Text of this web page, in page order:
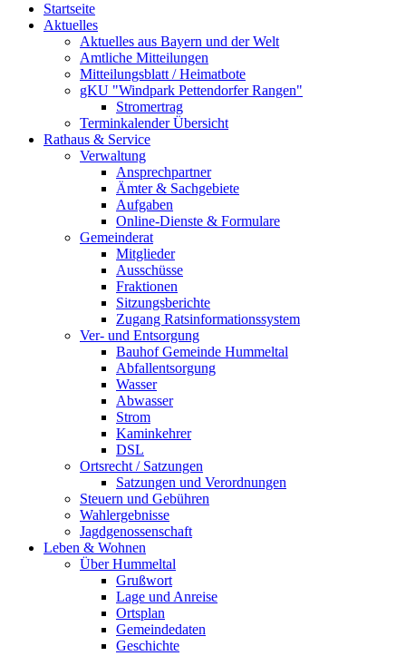
Startseite
Aktuelles
Aktuelles aus Bayern und der Welt
Amtliche Mitteilungen
Mitteilungsblatt / Heimatbote
gKU "Windpark Pettendorfer Rangen"
Stromertrag
Terminkalender Übersicht
Rathaus & Service
Verwaltung
Ansprechpartner
Ämter & Sachgebiete
Aufgaben
Online-Dienste & Formulare
Gemeinderat
Mitglieder
Ausschüsse
Fraktionen
Sitzungsberichte
Zugang Ratsinformationssystem
Ver- und Entsorgung
Bauhof Gemeinde Hummeltal
Abfallentsorgung
Wasser
Abwasser
Strom
Kaminkehrer
DSL
Ortsrecht / Satzungen
Satzungen und Verordnungen
Steuern und Gebühren
Wahlergebnisse
Jagdgenossenschaft
Leben & Wohnen
Über Hummeltal
Grußwort
Lage und Anreise
Ortsplan
Gemeindedaten
Geschichte